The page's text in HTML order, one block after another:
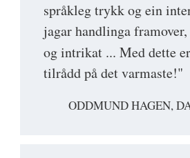
språkleg trykk og ein
jagar handlinga framover,
og intrikat ... Med dette er
tilrådd på det varmaste!"
ODDMUND HAGEN,